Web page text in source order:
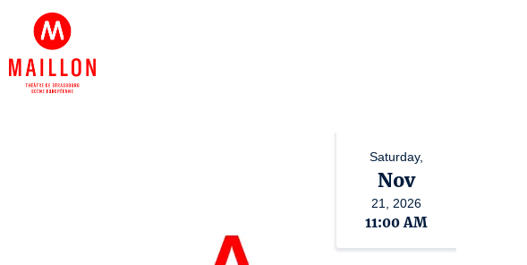
Saturday,
Nov
21, 2026
11:00 AM